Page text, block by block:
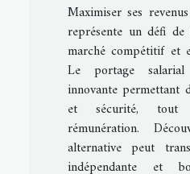
Maximiser ses
représente un défi
marché compétitif et
Le portage
innovante permettant
et sécurité,
rémunération.
alternative peut
indépendante et